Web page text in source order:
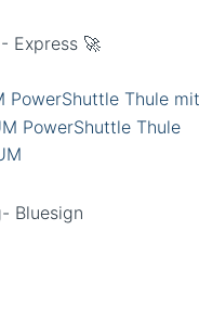
Express 🚀
Bluesign